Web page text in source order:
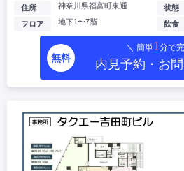
住所 神奈川県福富町東通
フロア 地下1〜7階
状態
飲食
無料
＼ 簡単1分で
内見予約・お